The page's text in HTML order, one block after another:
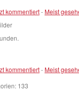
kommentiert-Meist
kommentiert-Meist
133